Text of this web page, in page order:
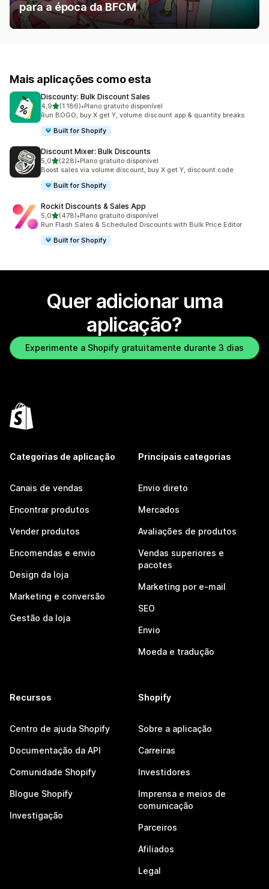
para a época da BFCM
Mais aplicações como esta
Discounty: Bulk Discount Sales
4,9de 5 estrelas
(1.186)
1186 total de avaliações
•Plano gratuito disponível
Run BOGO, buy X get Y, volume discount app & quantity breaks
Built for Shopify
Discount Mixer: Bulk Discounts
5,0de 5 estrelas
(228)
228 total de avaliações
•Plano gratuito disponível
Boost sales via volume discount, buy X get Y, discount code
Built for Shopify
Rockit Discounts & Sales App
5,0de 5 estrelas
(478)
478 total de avaliações
•Plano gratuito disponível
Run Flash Sales & Scheduled Discounts with Bulk Price Editor
Built for Shopify
Quer adicionar uma
aplicação?
Experimente a Shopify gratuitamente durante 3 dias
Categorias de aplicação
Canais de vendas
Encontrar produtos
Vender produtos
Encomendas e envio
Design da loja
Marketing e conversão
Gestão da loja
Principais categorias
Envio direto
Mercados
Avaliações de produtos
Vendas superiores e
pacotes
Marketing por e-mail
SEO
Envio
Moeda e tradução
Recursos
Centro de ajuda Shopify
Documentação da API
Comunidade Shopify
Blogue Shopify
Investigação
Shopify
Sobre a aplicação
Carreiras
Investidores
Imprensa e meios de
comunicação
Parceiros
Afiliados
Legal